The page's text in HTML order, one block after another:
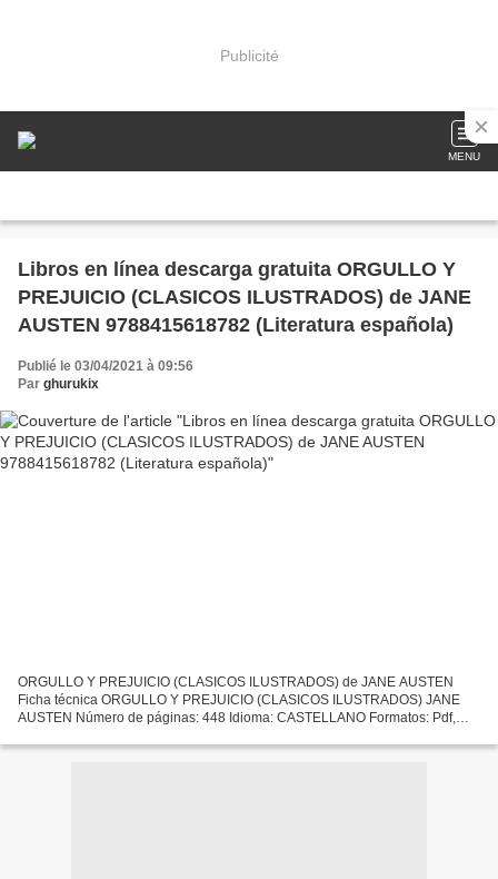
Publicité
MENU
Libros en línea descarga gratuita ORGULLO Y
PREJUICIO (CLASICOS ILUSTRADOS) de JANE
AUSTEN 9788415618782 (Literatura española)
Publié le 03/04/2021 à 09:56
Par ghurukix
ORGULLO Y PREJUICIO (CLASICOS ILUSTRADOS) de JANE AUSTEN
Ficha técnica ORGULLO Y PREJUICIO (CLASICOS ILUSTRADOS) JANE
AUSTEN Número de páginas: 448 Idioma: CASTELLANO Formatos: Pdf,
edición:...